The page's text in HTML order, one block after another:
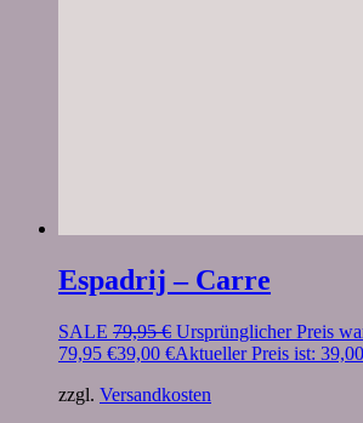
Espadrij – Carre
SALE 79,95€ Ursprünglicher Preis
79,95 €39,00 €Aktueller Preis ist:
zzgl. Versandkosten